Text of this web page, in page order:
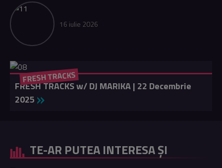
16 iulie 2026
FRESH TRACKS
FRESH TRACKS w/ DJ MARIKA | 22 Decembrie
2025
TE-AR PUTEA INTERESA ȘI